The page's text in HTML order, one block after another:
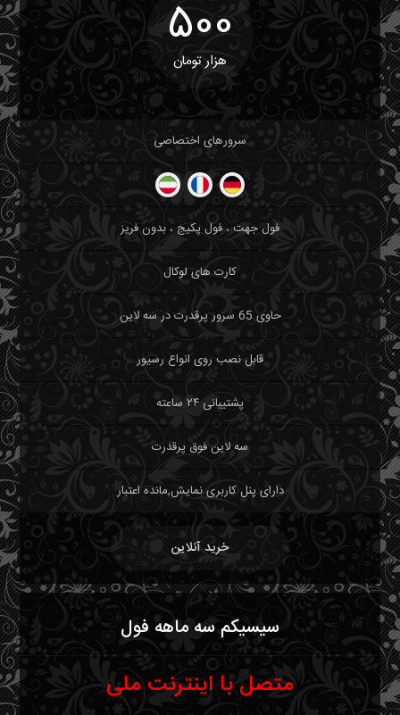
500
هزار تومان
سرورهای اختصاصی
فول جهت ، فول پکیج ، بدون فریز
کارت های لوکال
حاوی 65 سرور پرقدرت در سه لاین
قابل نصب روی انواع رسیور
پشتیبانی ۲۴ ساعته
سه لاین فوق پرقدرت
دارای پنل کاربری نمایش,مانده اعتبار
خرید آنلاین
سیسیکم سه ماهه فول
متصل با اینترنت ملی